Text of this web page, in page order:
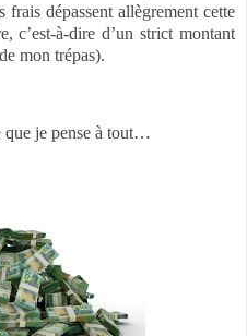
dépassent allègrement cette
c’est-à-dire d’un strict montant
mon trépas).
que je pense à tout…